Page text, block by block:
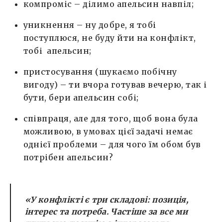
компроміс – ділимо апельсин навпіл;
уникнення – ну добре, я тобі
поступлюся, не буду йти на конфлікт,
тобі апельсин;
пристосування (шукаємо побічну
вигоду) – ти вчора готував вечерю, так і
бути, бери апельсин собі;
співпраця, але для того, щоб вона була
можливою, в умовах цієї задачі немає
однієї проблеми – для чого їм обом був
потрібен апельсин?
«У конфлікті є три складові: позиція,
інтерес та потреба. Частіше за все ми